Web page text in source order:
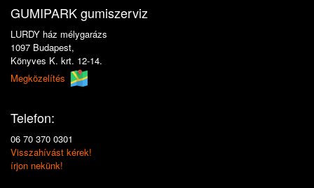
GUMIPARK gumiszerviz
LURDY ház mélygarázs
1097 Budapest,
Könyves K. krt. 12-14.
Megközelítés
Telefon:
06 70 370 0301
Visszahívást kérek!
írjon nekünk!